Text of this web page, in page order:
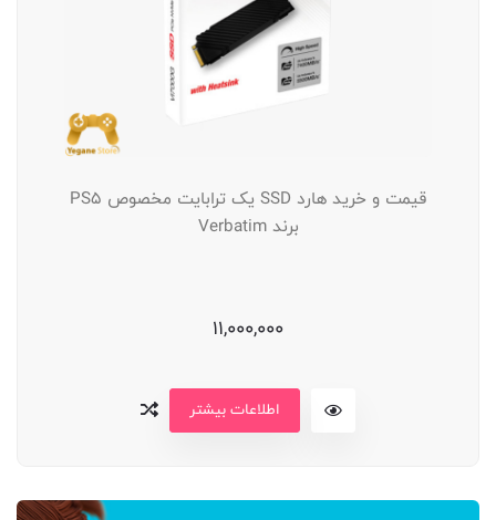
قیمت و خرید هارد SSD یک ترابایت مخصوص PS5
برند Verbatim
11,000,000
اطلاعات بیشتر